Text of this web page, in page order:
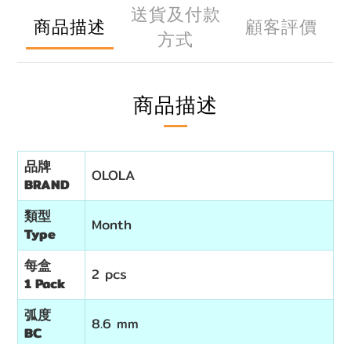
商品描述
送貨及付款
方式
顧客評價
商品描述
品牌
BRAND
OLOLA
類型
Type
Month
每盒
1 Pack
2 pcs
弧度
BC
8.6 mm